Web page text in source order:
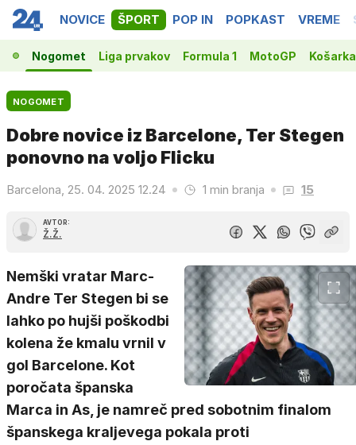
NOVICE ŠPORT POP IN POPKAST VREME
Nogomet Liga prvakov Formula 1 MotoGP Košarka
NOGOMET
Dobre novice iz Barcelone, Ter Stegen
ponovno na voljo Flicku
Barcelona, 25. 04. 2025 12.24 1 min branja 15
AVTOR:
Ž.Ž.
Nemški vratar Marc-
Andre Ter Stegen bi se
lahko po hujši poškodbi
kolena že kmalu vrnil v
gol Barcelone. Kot
poročata španska
Marca in As, je namreč pred sobotnim finalom
španskega kraljevega pokala proti